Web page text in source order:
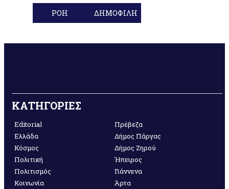
ΡΟΗ ΔΗΜΟΦΙΛΗ
ΚΑΤΗΓΟΡΙΕΣ
Editorial
Ελλάδα
Κόσμος
Πολιτική
Πολιτισμός
Κοινωνία
Πρέβεζα
Δήμος Πάργας
Δήμος Ζηρού
Ήπειρος
Γιάννενα
Άρτα